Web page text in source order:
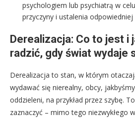
psychologiem lub psychiatrą w
przyczyny i ustalenia
Derealizacja: Co to jest i
radzić, gdy świat wydaje
Derealizacja to stan, w którym
wydawać się nierealny, obcy,
oddzieleni, na przykład przez szybę.
zaznaczyć – mimo tego niezwykłego